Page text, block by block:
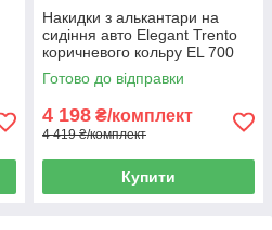
Накидки з алькантари на
сидіння авто Elegant Trento
коричневого кольру EL 700
615
Готово до відправки
4 198 ₴/комплект
4 419 ₴/комплект
Купити